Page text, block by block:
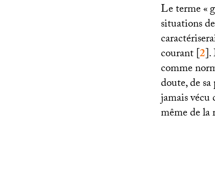
Le terme «
situations
courant[2].
comme
doute, de
jamais
même de la